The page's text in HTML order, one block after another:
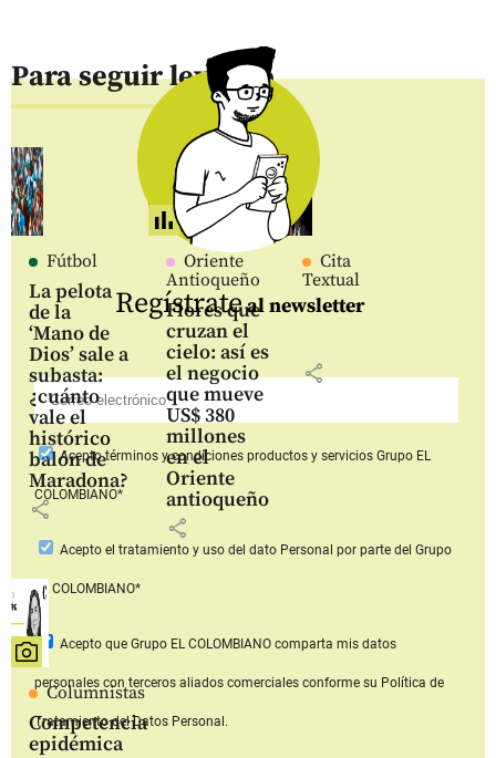
Para seguir leyendo
Fútbol
La pelota
de la
‘Mano de
Dios’ sale a
subasta:
¿cuánto
vale el
histórico
balón de
Maradona?
share
Oriente
Antioqueño
Flores que
cruzan el
cielo: así es
el negocio
que mueve
US$ 380
millones
en el
Oriente
antioqueño
share
Cita
Textual
share
Columnistas
Competencia
epidémica
Regístrateal newsletter
Aceptotérminos y condiciones productos y serviciosGrupo EL
COLOMBIANO*
Acepto el tratamiento y uso del dato Personal por parte del Grupo
EL COLOMBIANO*
Acepto que Grupo EL COLOMBIANOcomparta mis datos
personales con terceros aliados comerciales conforme su Política de
Tratamiento del Datos Personal.